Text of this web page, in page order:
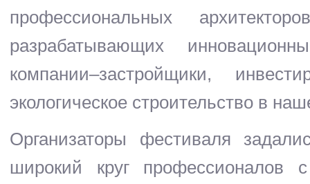
профессиональных
разрабатывающих
компании–застройщики,
экологическое строительство в
Организаторы фестиваля
широкий круг профессионалов